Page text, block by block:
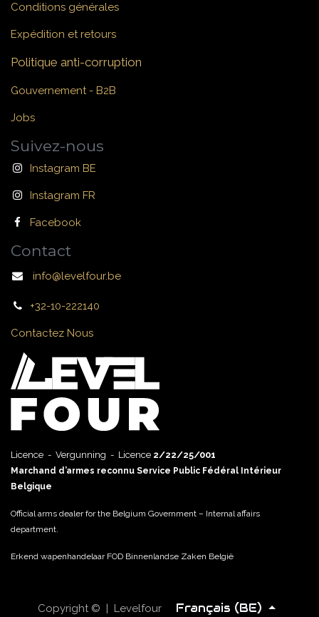
Conditions générales
Expédition et retours
Politique anti-corruption
Gouvernement - B2B
Jobs
Suivez-nous
Instagram BE
Instagram FR
Facebook
Contact
info@levelfour.be
+32-10-222140
Contactez Nous
Licence - Vergunning - Licence 2/22/25/001
Marchand d’armes reconnu Service Public Fédéral Intérieur
Belgique
Official arms dealer for the Belgium Government – Internal affairs
department.
Erkend wapenhandelaar FOD Binnenlandse Zaken België
Copyright © | Levelfour Français (BE)